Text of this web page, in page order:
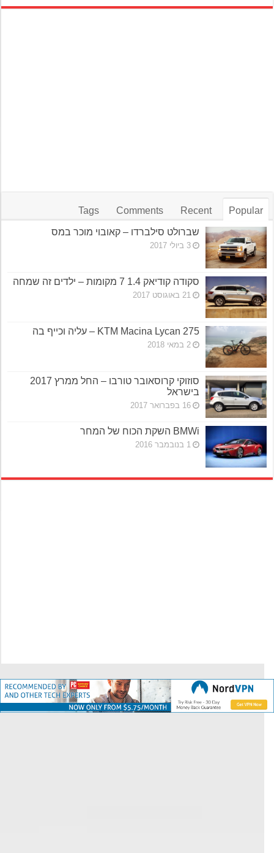
Popular
Recent
Comments
Tags
שברולט סילברדו – קאובוי מוכר במס
3 ביולי 2017
סקודה קודיאק 1.4 7 מקומות – ילדים זה שמחה
21 באוגוסט 2017
KTM Macina Lycan 275 – עליה וכייף בה
2 במאי 2018
סוזוקי קרוסאובר טורבו – החל ממרץ 2017
בישראל
16 בפברואר 2017
BMWi השקת הכוח של המחר
1 בנובמבר 2016